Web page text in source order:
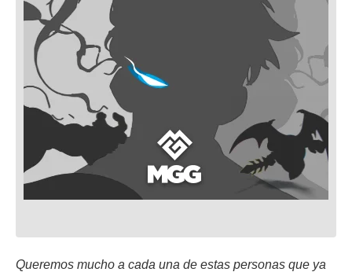
Queremos mucho a cada una de estas personas que ya